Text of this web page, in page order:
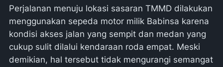
Perjalanan menuju lokasi sasaran TMMD dilakukan
menggunakan sepeda motor milik Babinsa karena
kondisi akses jalan yang sempit dan medan yang
cukup sulit dilalui kendaraan roda empat. Meski
demikian, hal tersebut tidak mengurangi semangat